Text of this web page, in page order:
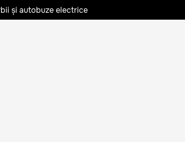
și autobuze electrice